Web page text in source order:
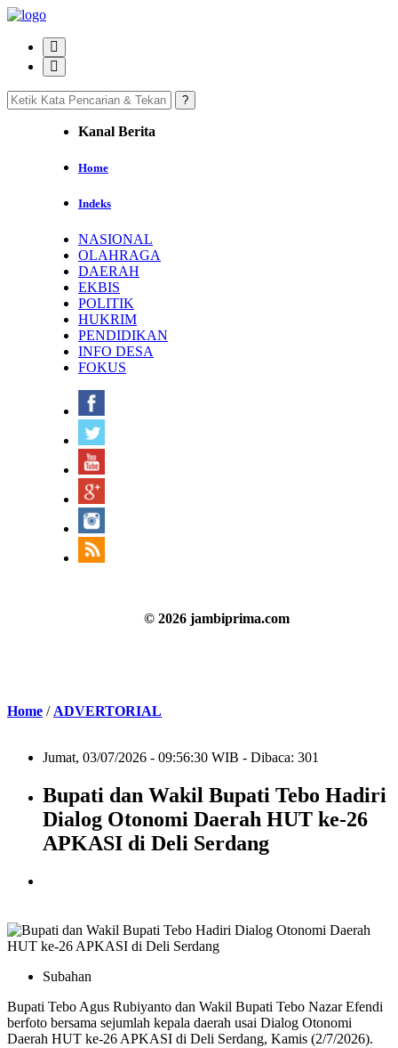
Kanal Berita
Home
Indeks
NASIONAL
OLAHRAGA
DAERAH
EKBIS
POLITIK
HUKRIM
PENDIDIKAN
INFO DESA
FOKUS
© 2026 jambiprima.com
Home / ADVERTORIAL
Jumat, 03/07/2026 - 09:56:30 WIB - Dibaca: 301
Bupati dan Wakil Bupati Tebo Hadiri
Dialog Otonomi Daerah HUT ke-26
APKASI di Deli Serdang
Subahan
Bupati Tebo Agus Rubiyanto dan Wakil Bupati Tebo Nazar Efendi
berfoto bersama sejumlah kepala daerah usai Dialog Otonomi
Daerah HUT ke-26 APKASI di Deli Serdang, Kamis (2/7/2026).